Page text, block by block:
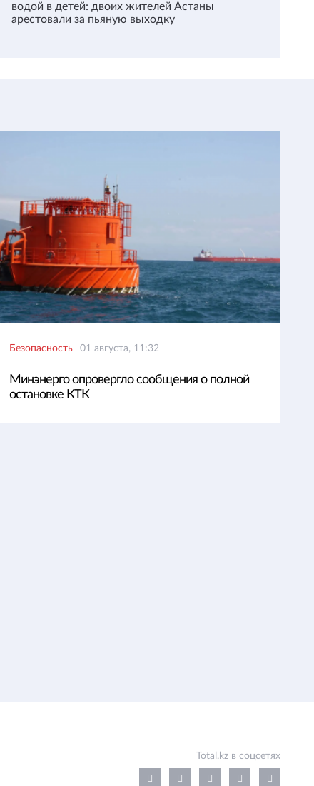
водой в детей: двоих жителей Астаны
арестовали за пьяную выходку
Безопасность 01 августа, 11:32
Минэнерго опровергло сообщения о полной
остановке КТК
Total.kz в соцсетях